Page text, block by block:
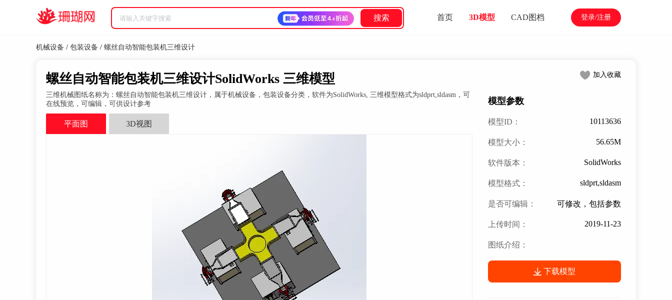
搜索 首页 3D模型 CAD图档 登录/注册
机械设备 / 包装设备 / 螺丝自动智能包装机三维设计
螺丝自动智能包装机三维设计SolidWorks 三维模型
三维机械图纸名称为：螺丝自动智能包装机三维设计，属于机械设备，包装设备分类，软件为SolidWorks, 三维模型格式为sldprt,sldasm，可
在线预览，可编辑，可供设计参考
平面图 3D视图
加入收藏
模型参数
模型ID： 10113636
模型大小： 56.65M
软件版本： SolidWorks
模型格式： sldprt,sldasm
是否可编辑： 可修改，包括参数
上传时间： 2019-11-23
图纸介绍：
下载模型